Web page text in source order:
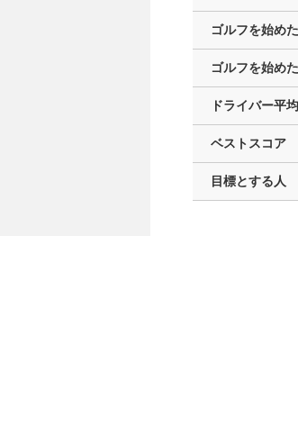
ゴルフを始め
ゴルフを始め
ドライバー平
ベストスコア
目標とする人